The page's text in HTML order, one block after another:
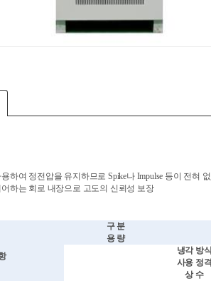
하여 정전압을 유지하므로 Spike나 Impulse 등이 전혀
하는 회로 내장으로 고도의 신뢰성 보장
구 분
용 량
냉각 방
사용 정
상 수